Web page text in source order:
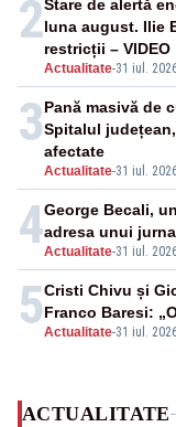
2
Actualitate-31 iul.
Stare de alertă
luna august. Ilie
restricții – VIDEO
3
Actualitate-31 iul.
Pană masivă de
Spitalul
afectate
4Actualitate-31 iul.
George Becali,
adresa unui
5Actualitate-31 iul.
Cristi Chivu și
Franco Baresi:
ACTUALITATE